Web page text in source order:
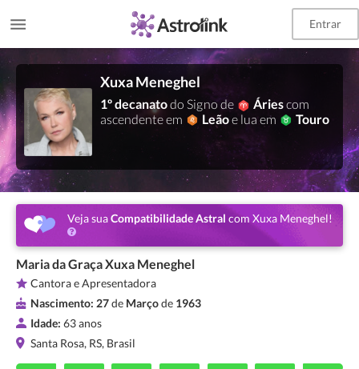
Entrar
Xuxa Meneghel
1º decanatodo Signo de Áriescom
ascendente em
Leãoe lua em Touro
Veja suaCompatibilidade Astral com Xuxa Meneghel!
Maria da Graça Xuxa Meneghel
Cantora e Apresentadora
Nascimento: 27de Marçode 1963
Idade: 63 anos
Santa Rosa, RS, Brasil